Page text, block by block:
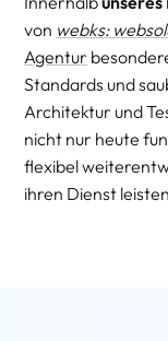
von webks:
Agentur
Standards und
Architektur und
nicht nur heute
flexibel
ihren Dienst